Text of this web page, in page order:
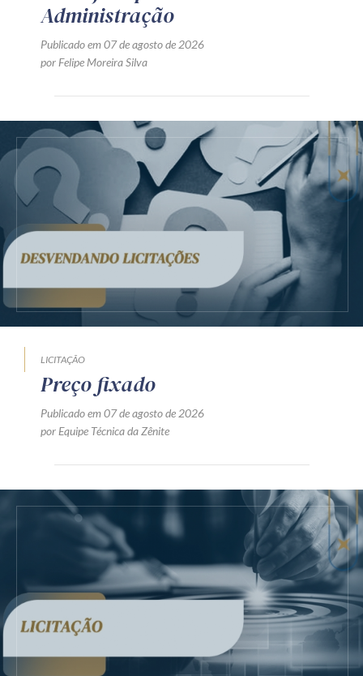
Administração
Publicado em 07 de agosto de 2026
por Felipe Moreira Silva
LICITAÇÃO
Preço fixado
Publicado em 07 de agosto de 2026
por Equipe Técnica da Zênite